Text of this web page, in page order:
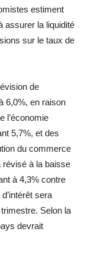
estiment
assurer la liquidité
sur le taux de
de
6,0%, en raison
l’économie
5,7%, et des
du commerce
révisé à la baisse
à 4,3% contre
sera
Selon la
devrait